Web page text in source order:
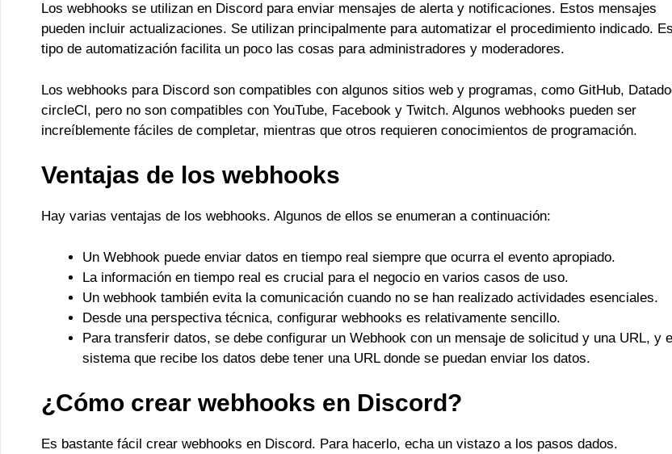
Los webhooks se utilizan en Discord para enviar mensajes de alerta y notificaciones. Estos mensajes
pueden incluir actualizaciones. Se utilizan principalmente para automatizar el procedimiento indicado.
tipo de automatización facilita un poco las cosas para administradores y moderadores.
Los webhooks para Discord son compatibles con algunos sitios web y programas, como GitHub,
circleCl, pero no son compatibles con YouTube, Facebook y Twitch. Algunos webhooks pueden ser
increíblemente fáciles de completar, mientras que otros requieren conocimientos de programación.
Ventajas de los webhooks
Hay varias ventajas de los webhooks. Algunos de ellos se enumeran a continuación:
Un Webhook puede enviar datos en tiempo real siempre que ocurra el evento apropiado.
La información en tiempo real es crucial para el negocio en varios casos de uso.
Un webhook también evita la comunicación cuando no se han realizado actividades esenciales.
Desde una perspectiva técnica, configurar webhooks es relativamente sencillo.
Para transferir datos, se debe configurar un Webhook con un mensaje de solicitud y una URL, y
sistema que recibe los datos debe tener una URL donde se puedan enviar los datos.
¿Cómo crear webhooks en Discord?
Es bastante fácil crear webhooks en Discord. Para hacerlo, echa un vistazo a los pasos dados.